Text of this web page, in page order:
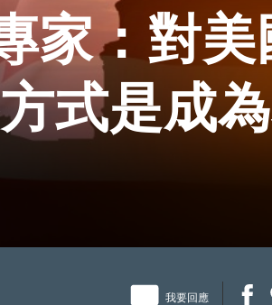
家：對美
式是成
我要回應